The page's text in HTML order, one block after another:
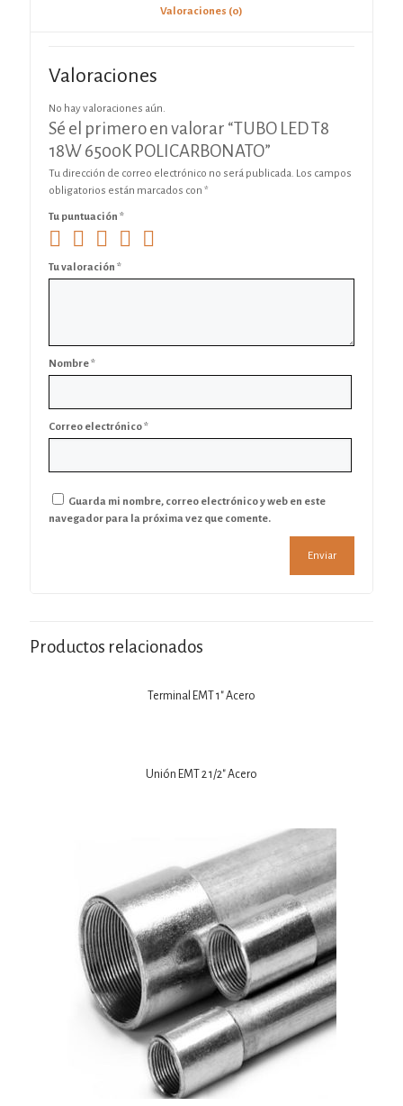
Valoraciones (0)
Valoraciones
No hay valoraciones aún.
Sé el primero en valorar “TUBO LED T8
18W 6500K POLICARBONATO”
Tu dirección de correo electrónico no será publicada. Los campos
obligatorios están marcados con *
Tu puntuación *
Tu valoración *
Nombre*
Correo electrónico*
Guarda mi nombre, correo electrónico y web en este
navegador para la próxima vez que comente.
Productos relacionados
Terminal EMT 1″ Acero
Unión EMT 2 1/2″ Acero